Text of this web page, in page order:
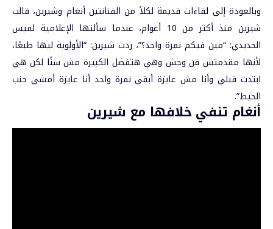
وبالعودة إلى لقاءات قديمة لكلاً من الفنانتين أنغام وشيرين، قالت
شيرين منذ أكثر من 10 أعوام، عندما سألتها الإعلامية لميس
الحديدي: “مين فيكم نمرة واحد؟”، ردت شيرين: “الأولوية ليها طبعًا،
لأنها مقدمتش فن وحش وهي هتفضل الكبيرة مش سنًا لكن هي
ابتدت قبلي وأنا مش عايزة أبقى نمرة واحد أنا عايزة أمشي جنب
الحيط”.
أنغام تنفي خلافها مع شيرين